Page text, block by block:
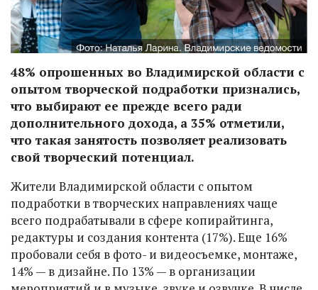
48% опрошенных во Владимирской области с
опытом творческой подработки признались,
что выбирают ее прежде всего ради
дополнительного дохода, а 35% отметили,
что такая занятость позволяет реализовать
свой творческий потенциал.
Жители Владимирской области с опытом
подработки в творческих направлениях чаще
всего подрабатывали в сфере копирайтинга,
редактуры и создания контента (17%). Еще 16%
пробовали себя в фото- и видеосъемке, монтаже,
14% — в дизайне. По 13% — в организации